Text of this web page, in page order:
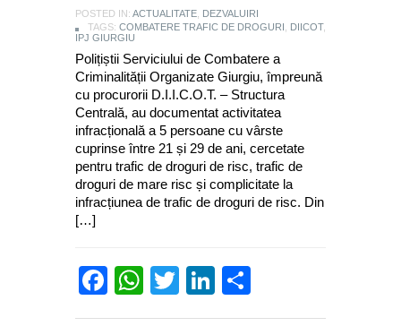
POSTED IN: ACTUALITATE DEZVALUIRI
TAGS: COMBATERE TRAFIC DE DROGURI DIICOT,
IPJ GIURGIU
Polițiștii Serviciului de Combatere a
Criminalității Organizate Giurgiu, împreună
cu procurorii D.I.I.C.O.T. – Structura
Centrală, au documentat activitatea
infracțională a 5 persoane cu vârste
cuprinse între 21 și 29 de ani, cercetate
pentru trafic de droguri de risc, trafic de
droguri de mare risc și complicitate la
infracțiunea de trafic de droguri de risc. Din
[…]
Facebook
WhatsApp
TwitterLinkedIn